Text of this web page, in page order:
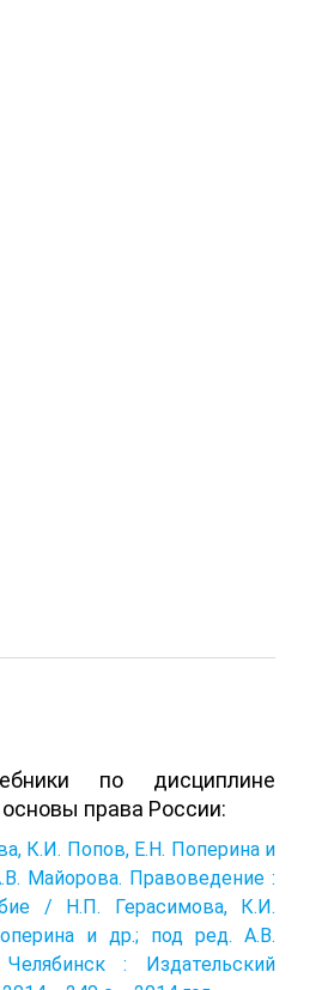
по дисциплине
права России:
К.И. Попов, Е.Н. Поперина и
Майорова. Правоведение :
/ Н.П. Герасимова, К.И.
и др.; под ред. А.В.
: Из­дательский